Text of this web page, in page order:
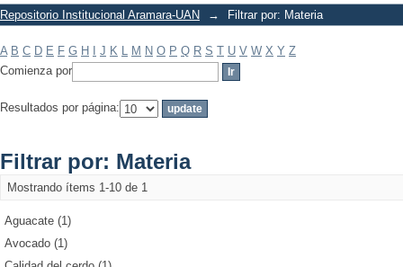
Repositorio Institucional Aramara-UAN → Filtrar por: Materia
A B C D E F G H J K L M N O P Q R S T U V W X Y Z
Comienza por
Resultados por página:
Filtrar por: Materia
Mostrando ítems 1-10 de 1
Aguacate (1)
Avocado (1)